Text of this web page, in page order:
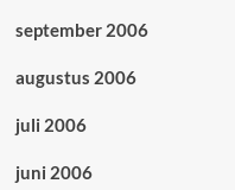
september 2006
augustus 2006
juli 2006
juni 2006